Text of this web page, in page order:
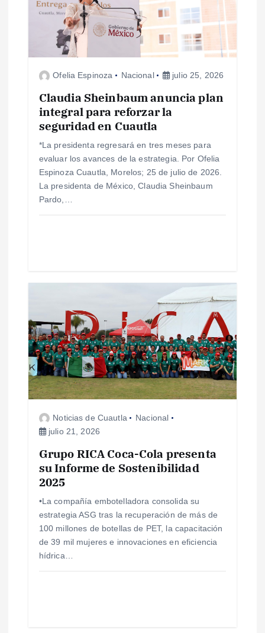
a
Ofelia Espinoza Nacional julio 25, 2026
Claudia Sheinbaum anuncia plan
integral para reforzar la
seguridad en Cuautla
*La presidenta regresará en tres meses para
evaluar los avances de la estrategia. Por Ofelia
Espinoza Cuautla, Morelos; 25 de julio de 2026.
La presidenta de México, Claudia Sheinbaum
Pardo,…
Noticias de Cuautla
Nacional
julio 21, 2026
Grupo RICA Coca-Cola presenta
su Informe de Sostenibilidad
2025
•La compañía embotelladora consolida su
estrategia ASG tras la recuperación de más de
100 millones de botellas de PET, la capacitación
de 39 mil mujeres e innovaciones en eficiencia
hídrica…